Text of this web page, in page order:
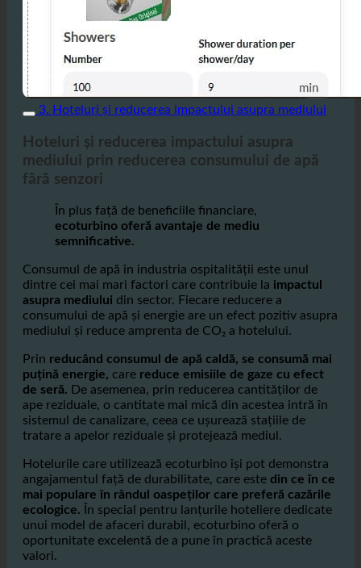
3. Hoteluri și reducerea impactului asupra mediului
Hoteluri și reducerea impactului asupra
fără senzori
În plus față de beneficiile financiare,
semnificative.
Consumul de apă în industria ospitalității este unul
dintre cei mai mari factori care contribuie laimpactul
asupra mediuluidin sector. Fiecare reducere a
mediului și reduce amprenta de CO₂ a hotelului.
Prinreducând consumul de apă caldă, se consumă mai
puțină energie,carereduce emisiile de gaze cu efect
de seră.De asemenea, prin reducerea cantităților de
ape reziduale, o cantitate mai mică din acestea intră în
tratare a apelor reziduale și protejează mediul.
Hotelurile care utilizează ecoturbino își pot demonstra
angajamentul față de durabilitate, care estedin ce în ce
mai populare în rândul oaspeților care preferă cazările
ecologice.În special pentru lanțurile hoteliere dedicate
unui model de afaceri durabil, ecoturbino oferă o